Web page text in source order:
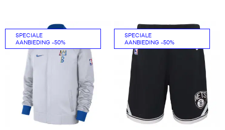
SPECIALE
AANBIEDING -50%
SPECIALE
AANBIEDING -50%
71